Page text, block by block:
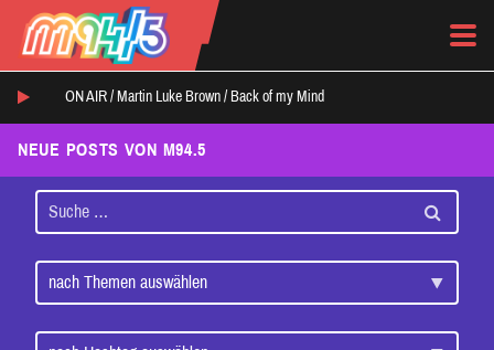
ON AIR / Martin Luke Brown / Back of my Mind
NEUE POSTS VON M94.5